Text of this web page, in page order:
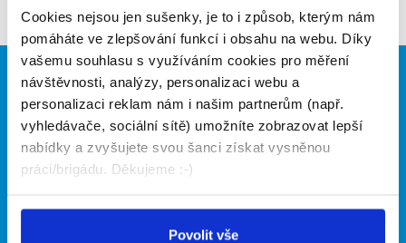
Cookies nejsou jen sušenky, je to i způsob, kterým nám
pomáháte ve zlepšování funkcí i obsahu na webu. Díky
vašemu souhlasu s využíváním cookies pro měření
návštěvnosti, analýzy, personalizaci webu a
personalizaci reklam nám i našim partnerům (např.
vyhledávače, sociální sítě) umožníte zobrazovat lepší
nabídky a zvyšujete svou šanci získat vysněnou
práci/brigádu. Děkujeme :-)
Povolit vše
Brigádníci
Články
Hledané brigády
Firmy
Vložit inzerát
Ceník
Naše další projekty